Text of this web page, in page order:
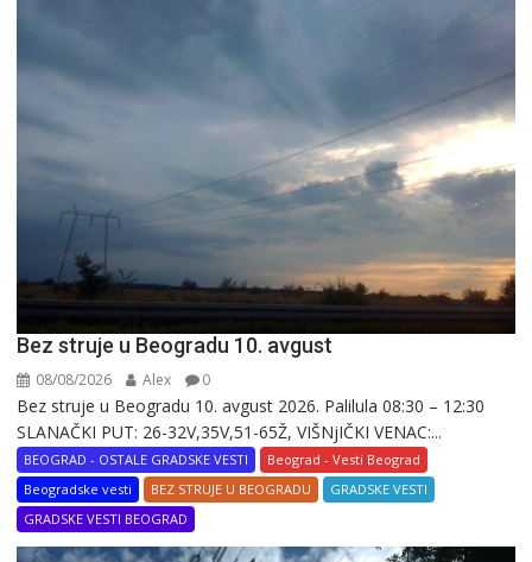
Bez struje u Beogradu 10. avgust
08/08/2026 Alex 0
Bez struje u Beogradu 10. avgust 2026. Palilula 08:30 – 12:30
SLANAČKI PUT: 26-32V,35V,51-65Ž, VIŠNjIČKI VENAC:...
BEOGRAD - OSTALE GRADSKE VESTI
Beograd - Vesti Beograd
Beogradske vesti
BEZ STRUJE U BEOGRADU
GRADSKE VESTI
GRADSKE VESTI BEOGRAD